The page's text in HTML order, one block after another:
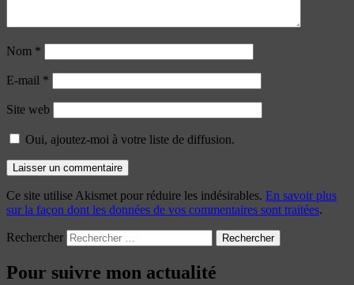
Nom *
E-mail *
Site web
Oui, ajoutez-moi à votre liste de diffusion.
Ce site utilise Akismet pour réduire les indésirables. En savoir plus
sur la façon dont les données de vos commentaires sont traitées.
Rechercher
Pour suivre mon actualité